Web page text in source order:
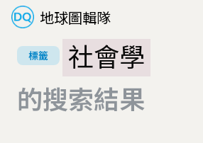
地球圖輯隊
標籤
社會學
的搜索結果